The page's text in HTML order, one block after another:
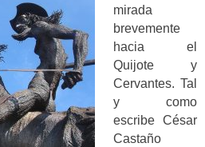
mirada
brevemente
hacia el
Quijote y
Cervantes. Tal
y como
escribe César
Castaño